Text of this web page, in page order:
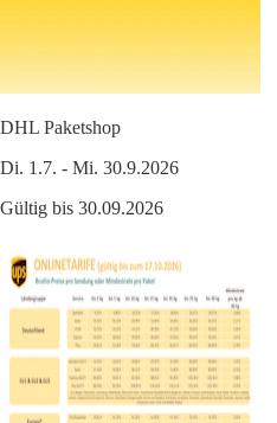
DHL Paketshop
Di. 1.7. - Mi. 30.9.2026
Gültig bis 30.09.2026